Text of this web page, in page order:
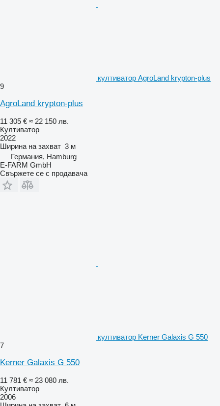
култиватор AgroLand krypton-plus
9
AgroLand krypton-plus
11 305 € ≈ 22 150 лв.
Култиватор
2022
Ширина на захват 3 м
Германия, Hamburg
E-FARM GmbH
Свържете се с продавача
култиватор Kerner Galaxis G 550
7
Kerner Galaxis G 550
11 781 € ≈ 23 080 лв.
Култиватор
2006